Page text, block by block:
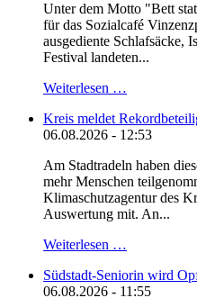
Unter dem Motto "Bett
für das Sozialcafé
ausgediente Schlafsäcke,
Festival landeten...
Weiterlesen …
Kreis meldet
06.08.2026 - 12:53
Am Stadtradeln haben
mehr Menschen
Klimaschutzagentur des
Auswertung mit. An...
Weiterlesen …
Südstadt-Seniorin wird
06.08.2026 - 11:55